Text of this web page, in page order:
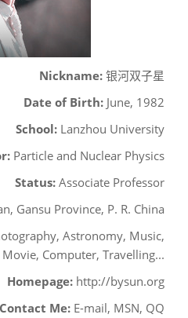
Nickname: 银河双子星
Date of Birth: June, 1982
School: Lanzhou University
Particle and Nuclear Physics
Status: Associate Professor
Gansu Province, P. R. China
Astronomy, Music,
Movie, Computer, Travelling...
Homepage: http://bysun.org
Contact Me: E-mail, MSN, QQ